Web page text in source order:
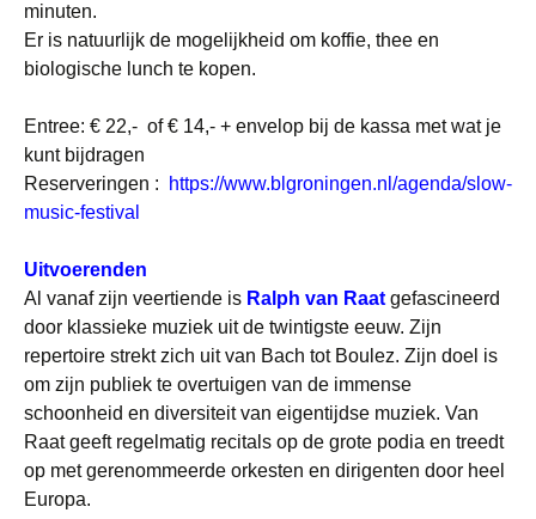
minuten.
Er is natuurlijk de mogelijkheid om koffie, thee en
biologische lunch te kopen.
Entree: € 22,- of € 14,- + envelop bij de kassa met wat je
kunt bijdragen
Reserveringen :
https://www.blgroningen.nl/agenda/slow-
music-festival
Uitvoerenden
Al vanaf zijn veertiende is Ralph van Raat gefascineerd
door klassieke muziek uit de twintigste eeuw. Zijn
repertoire strekt zich uit van Bach tot Boulez. Zijn doel is
om zijn publiek te overtuigen van de immense
schoonheid en diversiteit van eigentijdse muziek. Van
Raat geeft regelmatig recitals op de grote podia en treedt
op met gerenommeerde orkesten en dirigenten door heel
Europa.